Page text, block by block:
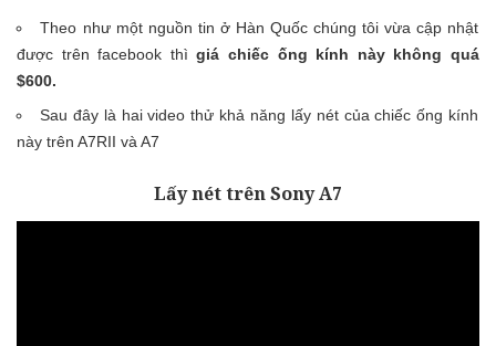
Theo như một nguồn tin ở Hàn Quốc chúng tôi vừa cập nhật
được trên facebook thìgiá chiếc ống kính này không quá
$600.
Sau đây là hai video thử khả năng lấy nét của chiếc ống kính
này trên A7RII và A7
Lấy nét trên Sony A7